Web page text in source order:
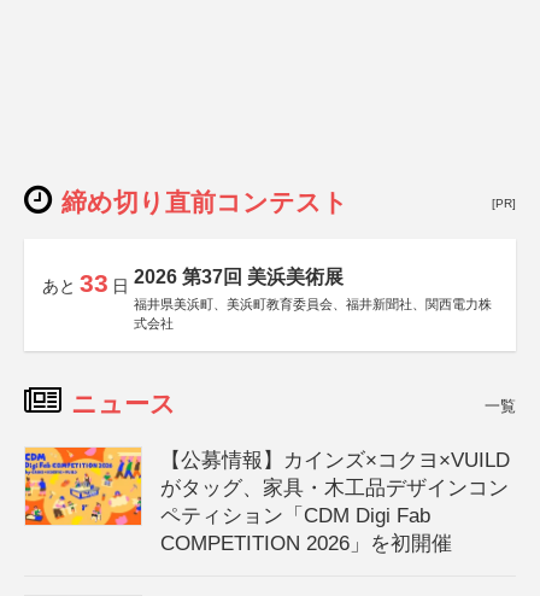
締め切り直前コンテスト [PR]
あと 33 日 2026 第37回 美浜美術展
福井県美浜町、美浜町教育委員会、福井新聞社、関西電力株
式会社
ニュース 一覧
【公募情報】カインズ×コクヨ×VUILD
がタッグ、家具・木工品デザインコン
ペティション「CDM Digi Fab
COMPETITION 2026」を初開催